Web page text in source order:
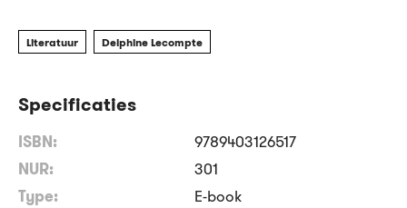
Literatuur Delphine Lecompte
Specificaties
ISBN:
9789403126517
NUR:
301
Type:
E-book